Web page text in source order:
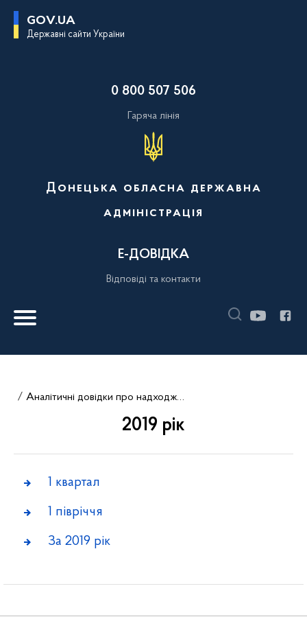
GOV.UA
Державні сайти України
0 800 507 506
Гаряча лінія
Донецька обласна державна
адміністрація
Е-ДОВІДКА
Відповіді та контакти
Аналітичні довідки про надходження запитів на інформацію
2019 рік
1 квартал
1 півріччя
За 2019 рік